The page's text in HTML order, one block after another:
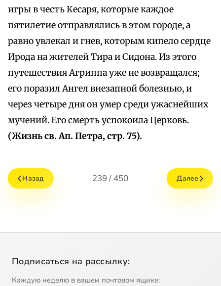
игры в честь Кесаря, которые каждое
пятилетие отправлялись в этом городе, а
равно увлекал и гнев, которым кипело сердце
Ирода на жителей Тира и Сидона. Из этого
путешествия Агриппа уже не возвращался;
его поразил Ангел внезапной болезнью, и
через четыре дня он умер среди ужаснейших
мучений. Его смерть успокоила Церковь.
(Жизнь св. Ап. Петра, стр. 75).
Назад 239 / 450 Далее
Подписаться на рассылку:
Каждую неделю в вашем почтовом ящике: